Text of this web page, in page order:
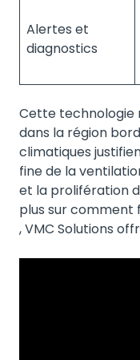
Alertes et
diagnostics
Cette technologie
dans la région
climatiques
fine de la
et la prolifération
plus sur comment
, VMC Solutions